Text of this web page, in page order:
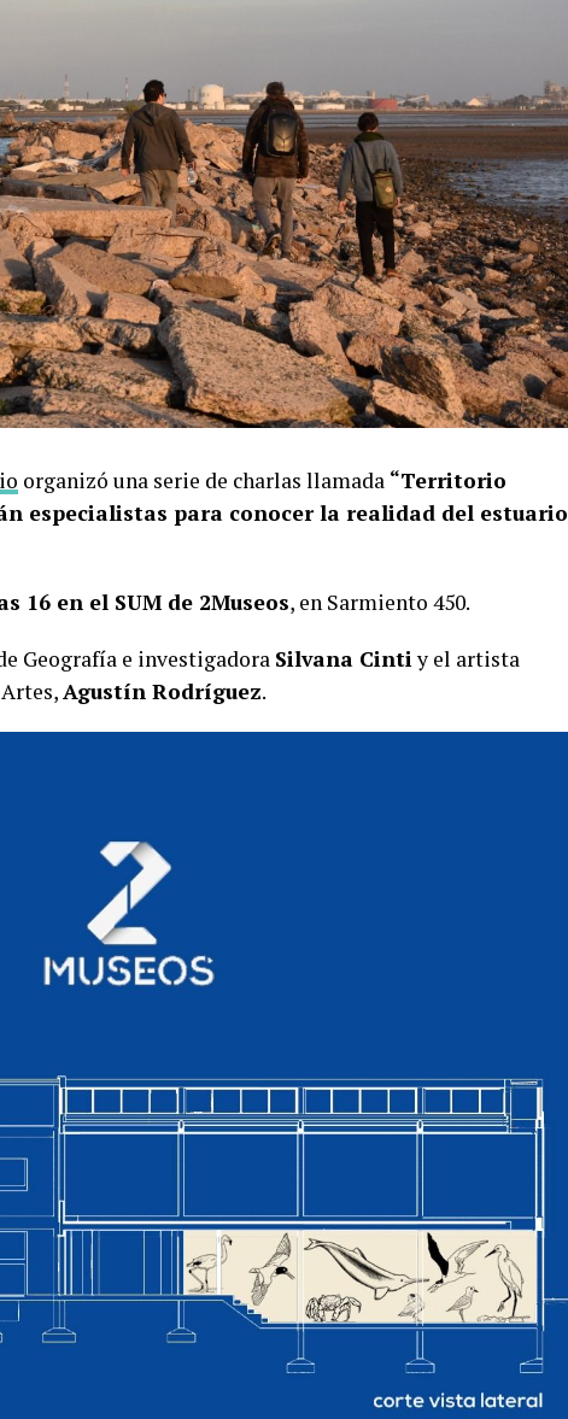
organizó una serie de charlas llamada “Territorio
especialistas para conocer la realidad del estuario
16 en el SUM de 2Museos, en Sarmiento 450.
Geografía e investigadora Silvana Cintiy el artista
Agustín Rodríguez.